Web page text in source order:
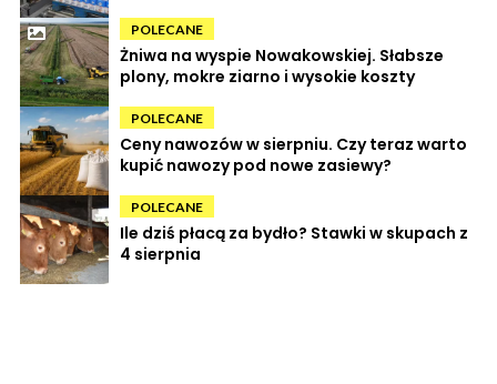
POLECANE
Żniwa na wyspie Nowakowskiej. Słabsze
plony, mokre ziarno i wysokie koszty
POLECANE
Ceny nawozów w sierpniu. Czy teraz warto
kupić nawozy pod nowe zasiewy?
POLECANE
Ile dziś płacą za bydło? Stawki w skupach z
4 sierpnia